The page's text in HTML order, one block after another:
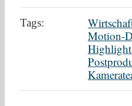
Tags:
Motion-